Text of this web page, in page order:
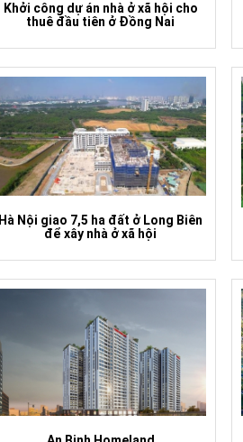
Khởi công dự án nhà ở xã hội cho
thuê đầu tiên ở Đồng Nai
Hà Nội giao 7,5 ha đất ở Long Biên
để xây nhà ở xã hội